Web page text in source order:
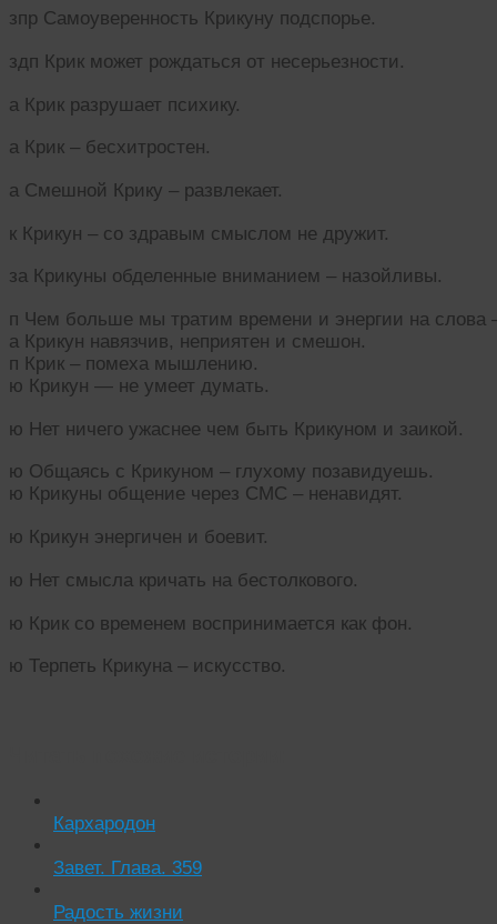
зпр Самоуверенность Крикуну подспорье.
здп Крик может рождаться от несерьезности.
а Крик разрушает психику.
а Крик – бесхитростен.
а Смешной Крику – развлекает.
к Крикун – со здравым смыслом не дружит.
за Крикуны обделенные вниманием – назойливы.
п Чем больше мы тратим времени и энергии на слова
а Крикун навязчив, неприятен и смешон.
п Крик – помеха мышлению.
ю Крикун — не умеет думать.
ю Нет ничего ужаснее чем быть Крикуном и заикой.
ю Общаясь с Крикуном – глухому позавидуешь.
ю Крикуны общение через СМС – ненавидят.
ю Крикун энергичен и боевит.
ю Нет смысла кричать на бестолкового.
ю Крик со временем воспринимается как фон.
ю Терпеть Крикуна – искусство.
Кархародон
Завет. Глава. 359
Радость жизни